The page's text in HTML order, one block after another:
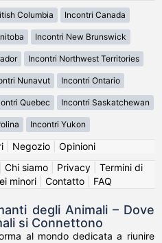
Columbia Incontri Canada
Incontri New Brunswick
Incontri Northwest Territories
Nunavut Incontri Ontario
Quebec Incontri Saskatchewan
Incontri Yukon
| Negozio| Opinioni
Chi siamo| Privacy| Termini di
minori| Contatto| FAQ
degli Animali – Dove
si Connettono
al mondo dedicata a riunire